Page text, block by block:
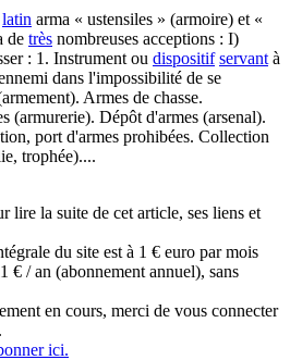
latin arma « ustensiles » (armoire) et «
de très nombreuses acceptions : I)
: 1. Instrument ou dispositif servant à
dans l'impossibilité de se
Armes de chasse.
(armurerie). Dépôt d'armes (arsenal).
port d'armes prohibées. Collection
trophée)....
lire la suite de cet article, ses liens et
du site est à 1 € euro par mois
€ / an (abonnement annuel), sans
en cours, merci de vous connecter
ici.